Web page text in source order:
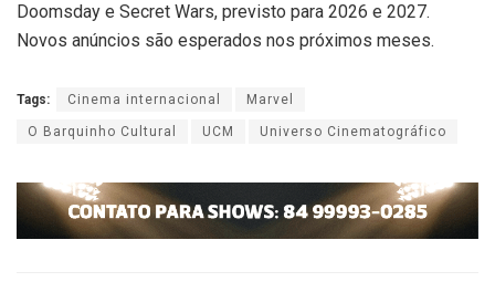
Doomsday e Secret Wars, previsto para 2026 e 2027.
Novos anúncios são esperados nos próximos meses.
Tags: Cinema internacional Marvel
O Barquinho Cultural UCM Universo Cinematográfico